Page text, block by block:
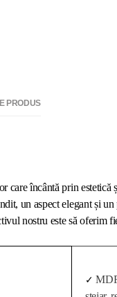
PRODUS
care încântă prin
un aspect elegant și
nostru este să oferim
✓